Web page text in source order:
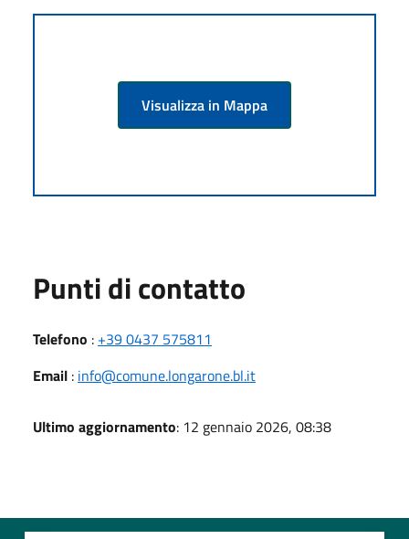
Visualizza in Mappa
Punti di contatto
Telefono : +39 0437 575811
Email : info@comune.longarone.bl.it
Ultimo aggiornamento: 12 gennaio 2026, 08:38